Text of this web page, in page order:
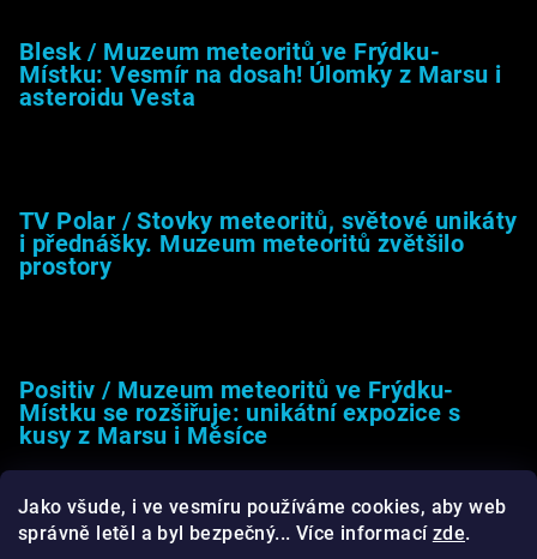
Jako všude, i ve vesmíru používáme cookies, aby web
správně letěl a byl bezpečný... Více informací zde.
Blesk / Muzeum meteoritů ve Frýdku-
Místku: Vesmír na dosah! Úlomky z Marsu i
asteroidu Vesta
TV Polar / Stovky meteoritů, světové unikáty
i přednášky. Muzeum meteoritů zvětšilo
prostory
Positiv / Muzeum meteoritů ve Frýdku-
Místku se rozšiřuje: unikátní expozice s
kusy z Marsu i Měsíce